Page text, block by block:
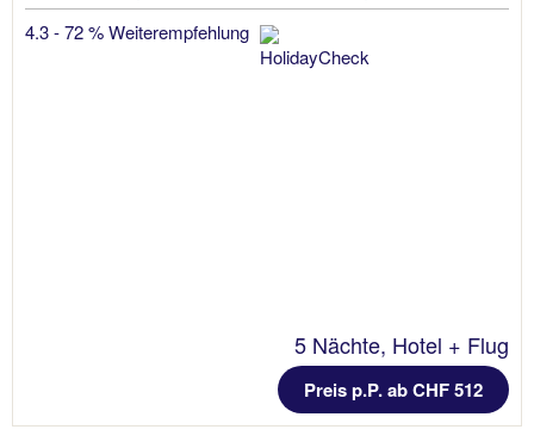
4.3 - 72 % Weiterempfehlung
5 Nächte, Hotel + Flug
Preis p.P. ab CHF 512